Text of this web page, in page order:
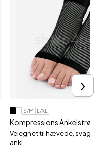
S/M L/XL
Kompressions
Velegnet til hævede,
ankl..
›